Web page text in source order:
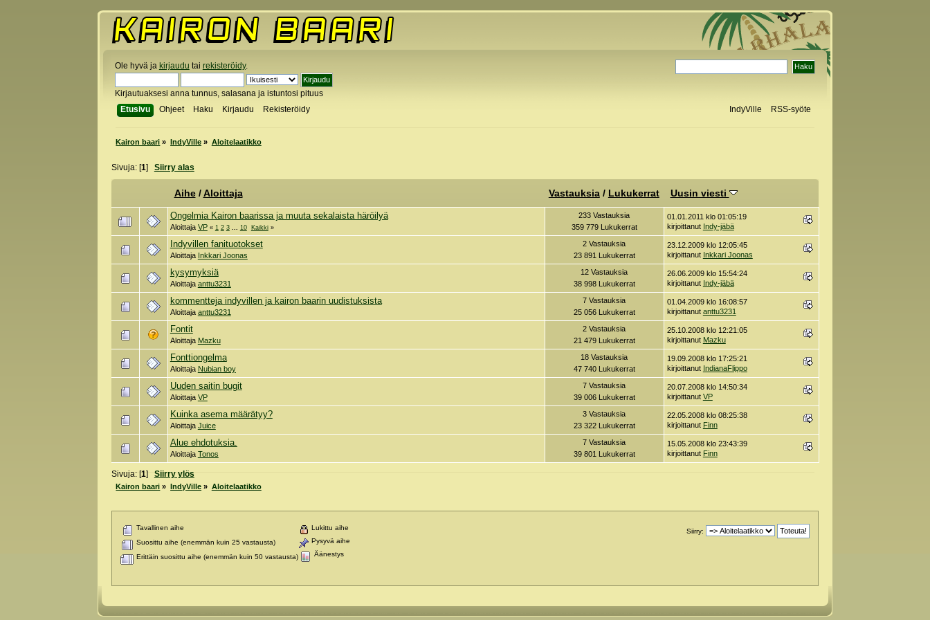
Ole hyvä ja kirjaudu tai rekisteröidy.
Kirjautuaksesi anna tunnus, salasana ja istuntosi pituus
Etusivu
Ohjeet Haku Kirjaudu Rekisteröidy IndyVille RSS-syöte
Kairon baari » IndyVille » Aloitelaatikko
Sivuja: [1] Siirry alas
Aihe/Aloittaja Vastauksia/ Lukukerrat Uusin viesti
Ongelmia Kairon baarissa ja muuta sekalaista häröilyä
Aloittaja VP « 1 2 3 ... 10 Kaikki»
233 Vastauksia
359 779 Lukukerrat
01.01.2011 klo 01:05:19
kirjoittanut Indy-jäbä
Indyvillen fanituotokset
Aloittaja Inkkari Joonas
2 Vastauksia
23 891 Lukukerrat
23.12.2009 klo 12:05:45
kirjoittanut Inkkari Joonas
kysymyksiä
Aloittaja anttu3231
12 Vastauksia
38 998 Lukukerrat
26.06.2009 klo 15:54:24
kirjoittanut Indy-jäbä
kommentteja indyvillen ja kairon baarin uudistuksista
Aloittaja anttu3231
7 Vastauksia
25 056 Lukukerrat
01.04.2009 klo 16:08:57
kirjoittanut anttu3231
Fontit
Aloittaja Mazku
2 Vastauksia
21 479 Lukukerrat
25.10.2008 klo 12:21:05
kirjoittanut Mazku
Fonttiongelma
Aloittaja Nubian boy
18 Vastauksia
47 740 Lukukerrat
19.09.2008 klo 17:25:21
kirjoittanut IndianaFlippo
Uuden saitin bugit
Aloittaja VP
7 Vastauksia
39 006 Lukukerrat
20.07.2008 klo 14:50:34
kirjoittanut VP
Kuinka asema määrätyy?
Aloittaja Juice
3 Vastauksia
23 322 Lukukerrat
22.05.2008 klo 08:25:38
kirjoittanut Finn
Alue ehdotuksia.
Aloittaja Tonos
7 Vastauksia
39 801 Lukukerrat
15.05.2008 klo 23:43:39
kirjoittanut Finn
Sivuja: [1] Siirry ylös
Kairon baari » IndyVille » Aloitelaatikko
Siirry:
Tavallinen aihe
Suosittu aihe (enemmän kuin 25 vastausta)
Erittäin suosittu aihe (enemmän kuin 50 vastausta)
Lukittu aihe
Pysyvä aihe
Äänestys